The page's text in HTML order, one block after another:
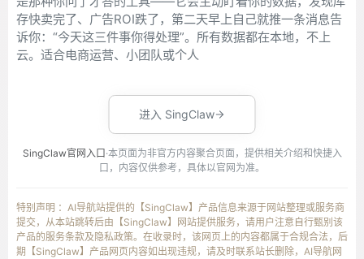
存快卖完了、广告ROI跌了，第二天早上自己就推一条消息告
诉你：“今天这三件事你得处理”。所有数据都在本地，不上
云。适合电商运营、小团队或个人
进入 SingClaw
SingClaw官网入口 ·本页面为非官方内容聚合页面，提供相关介绍和快捷入
口，内容仅供参考，具体以官网为准。
特别声明 ：AI导航站提供的【SingClaw】产品信息来源于网站整理或服务商
提交，从本站跳转后由【SingClaw】网站提供服务，请用户注意自行甄别该
产品的服务条款及隐私政策。在收录时，该网页上的内容都属于合规合法，后
期【SingClaw】产品网页内容如出现违规，请及时联系站长删除，AI导航网